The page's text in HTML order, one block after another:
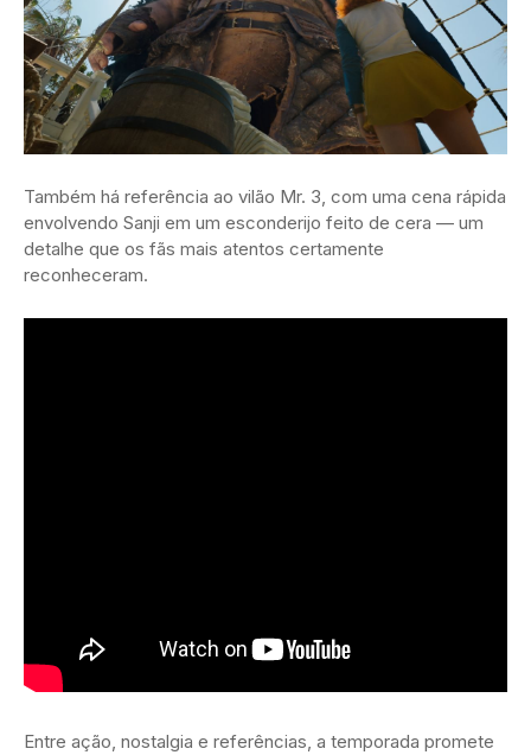
Também há referência ao vilão Mr. 3, com uma cena rápida
envolvendo Sanji em um esconderijo feito de cera — um
detalhe que os fãs mais atentos certamente
reconheceram.
Entre ação, nostalgia e referências, a temporada promete